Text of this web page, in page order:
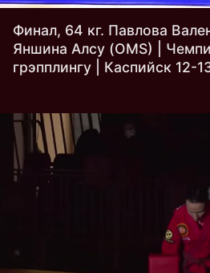
Финал, 64 кг. Павлова
Яншина Алсу (OMS) |
грэпплингу | Каспийск 12-